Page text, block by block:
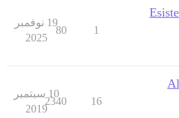
1
80
19 نوفمبر
2025
16
2340
10 سبتمبر
2019